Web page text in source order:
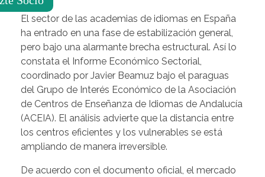
El sector de las academias de idiomas en España
ha entrado en una fase de estabilización general,
pero bajo una alarmante brecha estructural. Así lo
constata el Informe Económico Sectorial,
coordinado por Javier Beamuz bajo el paraguas
del Grupo de Interés Económico de la Asociación
de Centros de Enseñanza de Idiomas de Andalucía
(ACEIA). El análisis advierte que la distancia entre
los centros eficientes y los vulnerables se está
ampliando de manera irreversible.
De acuerdo con el documento oficial, el mercado